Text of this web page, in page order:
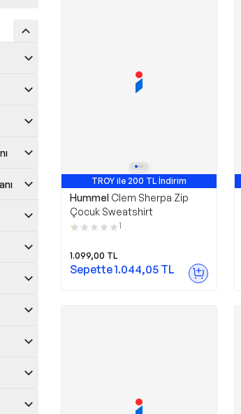
TROY ile 200 TL İndirim
Hummel Clem Sherpa Zip
Çocuk Sweatshirt
1
1.099,00 TL
Sepette1.044,05 TL